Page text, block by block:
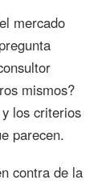
mercado
mismos?
los criterios
parecen.
contra de la